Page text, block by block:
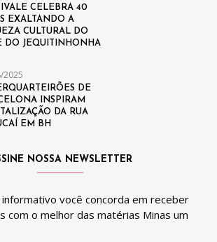
CELEBRA 40
EXALTANDO A
CULTURAL DO
DO JEQUITINHONHA
2025
DE
INSPIRAM
DA RUA
EM BH
NOSSA NEWSLETTER
você concorda em receber
com o melhor das matérias Minas um